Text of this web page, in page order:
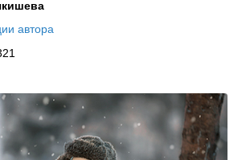
автора